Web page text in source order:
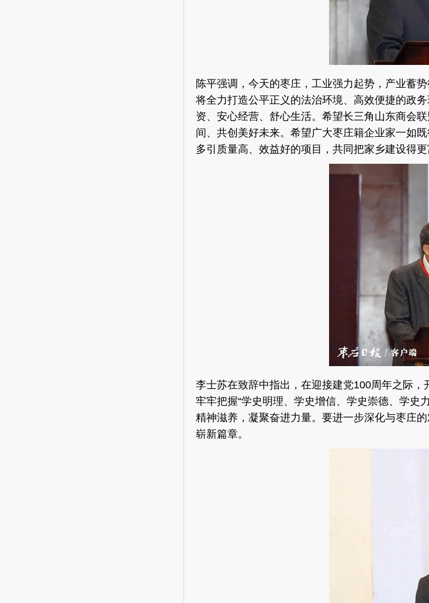
陈平强调，今天的枣庄，工业强力起势，产业蓄
将全力打造公平正义的法治环境、高效便捷的政
资、安心经营、舒心生活。希望长三角山东商会
间、共创美好未来。希望广大枣庄籍企业家一如
多引质量高、效益好的项目，共同把家乡建设得更
李士苏在致辞中指出，在迎接建党100周年之际，
牢牢把握“学史明理、学史增信、学史崇德、学史
精神滋养，凝聚奋进力量。要进一步深化与枣庄
崭新篇章。